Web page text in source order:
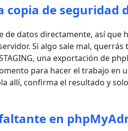
de seguridad
de datos directamente, así que
Si algo sale mal,
una exportación de
para hacer el trabajo en
allí, confirma el resultado y
en